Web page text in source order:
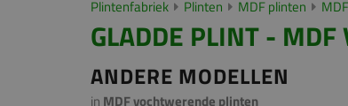
Plintenfabriek Plinten MDF plinten
GLADDE PLINT -
ANDERE MODELLEN
in MDF vochtwerende plinten